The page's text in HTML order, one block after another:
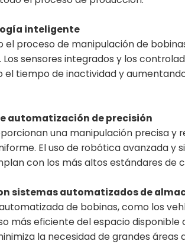
inteligente
proceso de manipulación de
sensores integrados y los
el tiempo de inactividad y
automatización de precisión
una manipulación precisa y
El uso de robótica avanzada y
con los más altos estándares de
sistemas automatizados de
de bobinas, como los
más eficiente del espacio
la necesidad de grandes